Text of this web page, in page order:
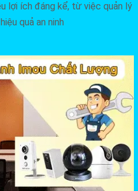
lợi ích đáng kể, từ việc quản lý
quả an ninh